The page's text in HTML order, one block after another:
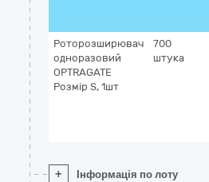
Роторозширювач
одноразовий
OPTRAGATE
Розмір S, 1шт
700
штука
+ Інформація по лоту